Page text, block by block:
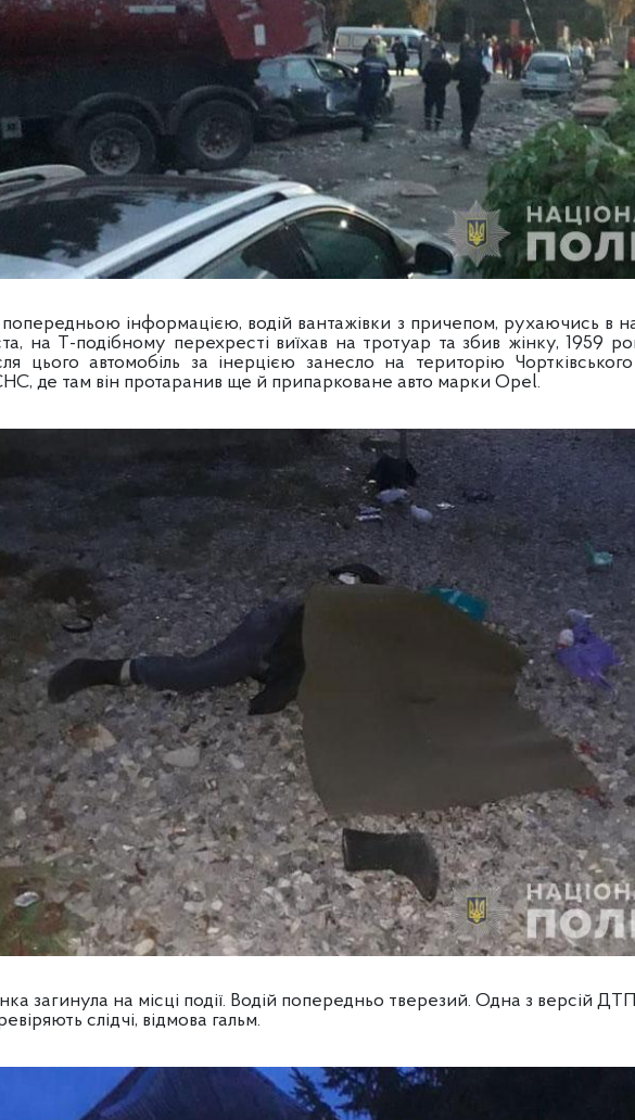
інформацією, водій вантажівки з причепом, рухаючись в
на Т-подібному перехресті виїхав на тротуар та збив жінку, 1959
цього автомобіль за інерцією занесло на територію
де там він протаранив ще й припарковане авто марки Opel.
загинула на місці події. Водій попередньо тверезий. Одна з версій
слідчі, відмова гальм.